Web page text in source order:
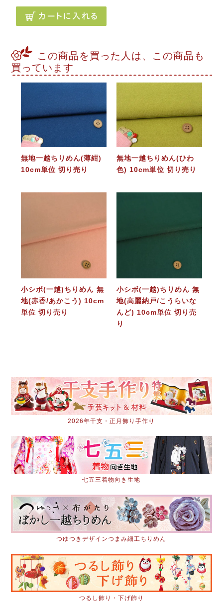
この商品を買った人は、この商品も
買っています
無地一越ちりめん(薄紺)
10cm単位 切り売り
無地一越ちりめん(ひわ
色) 10cm単位 切り売り
小シボ(一越)ちりめん 無
地(赤香/あかこう) 10cm
単位 切り売り
小シボ(一越)ちりめん 無
地(高麗納戸/こうらいな
んど) 10cm単位 切り売
り
2026年干支・正月飾り手作り
七五三着物向き生地
つゆつきデザインつまみ細工ちりめん
つるし飾り・下げ飾り